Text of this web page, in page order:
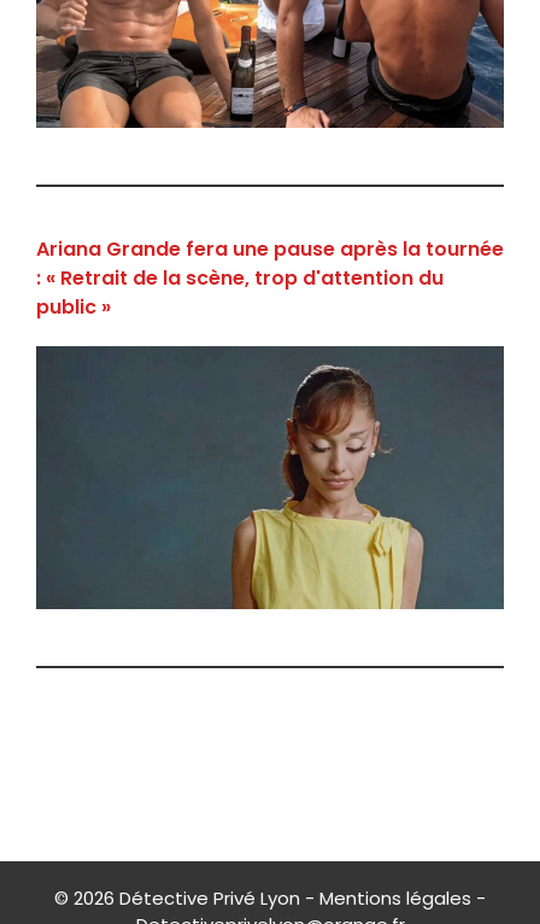
Ariana Grande fera une pause après la tournée
: « Retrait de la scène, trop d'attention du
public »
© 2026 Détective Privé Lyon - Mentions légales -